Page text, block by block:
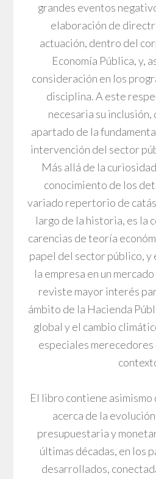
grandes eventos
elaboración de
actuación, dentro del
Economía Pública, y,
consideración en los
disciplina. A este
necesaria su inclusión,
apartado de la
intervención del sector
Más allá de la
conocimiento de los
variado repertorio de
largo de la historia, es la
carencias de teoría
papel del sector público, y
la empresa en un
reviste mayor interés
ámbito de la Hacienda
global y el cambio
especiales
El libro contiene
acerca de la
presupuestaria y
últimas décadas, en los
desarrollados,